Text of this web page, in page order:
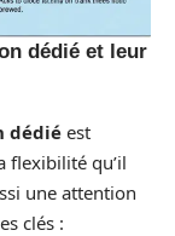
dédié et leur
dédiéest
flexibilité qu’il
une attention
clés :